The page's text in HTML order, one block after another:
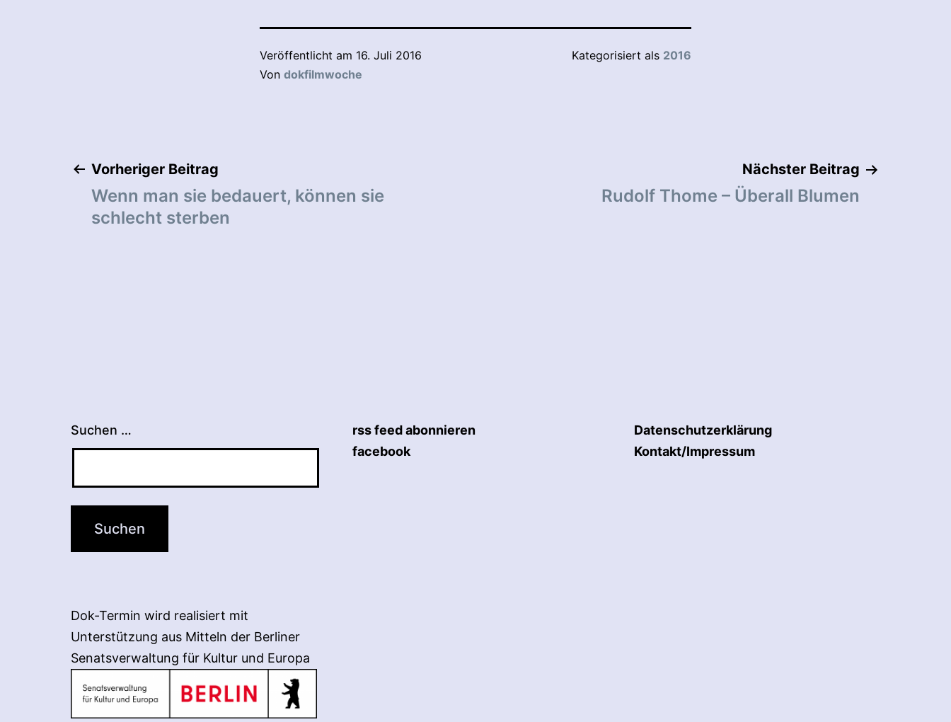
Veröffentlicht am 16. Juli 2016
Von dokfilmwoche
Kategorisiert als 2016
Beitragsnavigation
Vorheriger Beitrag
Wenn man sie bedauert, können sie
schlecht sterben
Nächster Beitrag
Rudolf Thome – Überall Blumen
Suchen …
rss feed abonnieren
facebook
Datenschutzerklärung
Kontakt/Impressum
Dok-Termin wird realisiert mit
Unterstützung aus Mitteln der Berliner
Senatsverwaltung für Kultur und Europa